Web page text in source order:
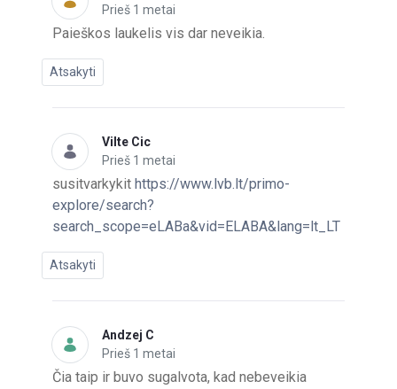
Prieš 1 metai
Paieškos laukelis vis dar neveikia.
Atsakyti
Vilte Cic
Prieš 1 metai
susitvarkykit https://www.lvb.lt/primo-
explore/search?
search_scope=eLABa&vid=ELABA&lang=lt_LT
Atsakyti
Andzej C
Prieš 1 metai
Čia taip ir buvo sugalvota, kad nebeveikia